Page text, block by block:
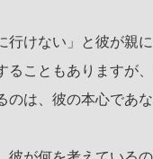
行けない」と彼が親
ることもありますが
のは、彼の本心であ